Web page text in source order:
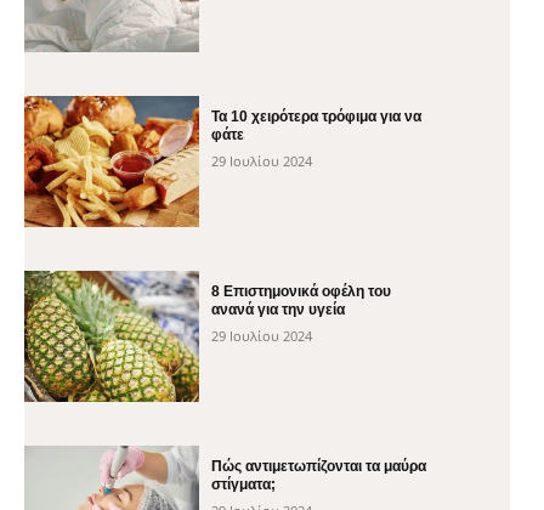
Τα 10 χειρότερα τρόφιμα για να
φάτε
29 Ιουλίου 2024
8 Επιστημονικά οφέλη του
ανανά για την υγεία
29 Ιουλίου 2024
Πώς αντιμετωπίζονται τα μαύρα
στίγματα;